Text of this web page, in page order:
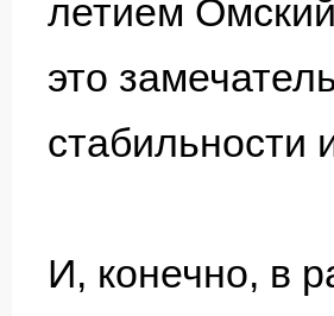
летием
это
стабильности
И, конечно, в